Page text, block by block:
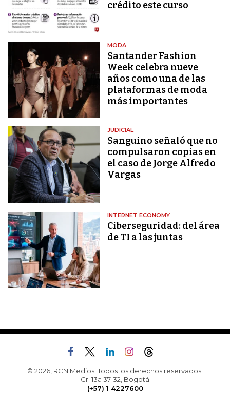
crédito este curso
MODA
Santander Fashion
Week celebra nueve
años como una de las
plataformas de moda
más importantes
JUDICIAL
Sanguino señaló que no
compulsaron copias en
el caso de Jorge Alfredo
Vargas
INTERNET ECONOMY
Ciberseguridad: del área
de TI a las juntas
© 2026, RCN Medios. Todos los derechos reservados.
Cr. 13a 37-32, Bogotá
(+57) 1 4227600